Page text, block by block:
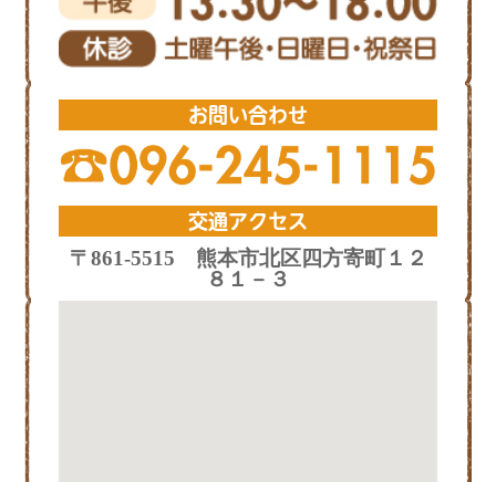
お問い合わせ
交通アクセス
〒861-5515 熊本市北区四方寄町１２
８１－３